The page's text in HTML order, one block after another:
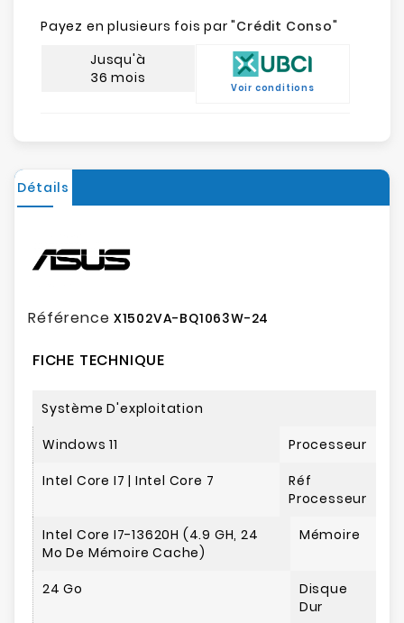
Payez en plusieurs fois par "Crédit Conso"
Jusqu'à
36 mois
Voir conditions
Détails
Référence X1502VA-BQ1063W-24
FICHE TECHNIQUE
Système D'exploitation
Windows 11
Processeur
Intel Core I7 | Intel Core 7
Réf
Processeur
Intel Core I7-13620H (4.9 GH, 24
Mo De Mémoire Cache)
Mémoire
24 Go
Disque
Dur